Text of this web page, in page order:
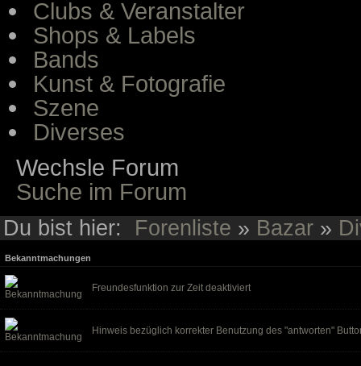
Clubs & Veranstalter
Shops & Labels
Bands
Kunst & Fotografie
Szene
Diverses
Wechsle Forum
Suche im Forum
Du bist hier: Forenliste » Bazar »
Bekanntmachungen
Freundesfunktion zur Zeit deaktiviert
Hinweis bezüglich korrekter Benutzung des "antworten"